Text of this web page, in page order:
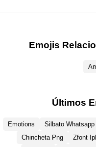
Emojis
Últimos
Emotions Silbato Whatsapp
Chincheta Png
Zfont